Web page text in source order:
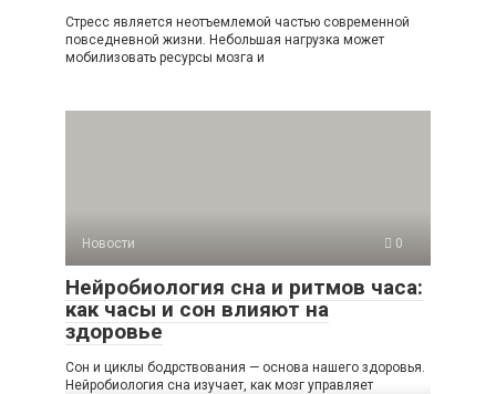
Стресс является неотъемлемой частью современной
повседневной жизни. Небольшая нагрузка может
мобилизовать ресурсы мозга и
Новости 0
Нейробиология сна и ритмов часа:
как часы и сон влияют на
здоровье
Сон и циклы бодрствования — основа нашего здоровья.
Нейробиология сна изучает, как мозг управляет